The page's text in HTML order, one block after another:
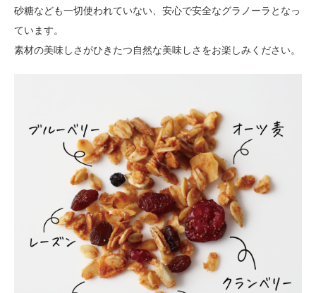
砂糖なども一切使われていない、安心で安全なグラノーラとなっ
ています。
素材の美味しさがひきたつ自然な美味しさをお楽しみください。